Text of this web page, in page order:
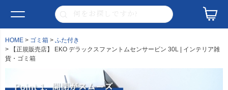
HOME ゴミ箱
ふた付き
【正規販売店】 EKO デラックスファントムセンサービン 30L | インテリア雑
貨・ゴミ箱